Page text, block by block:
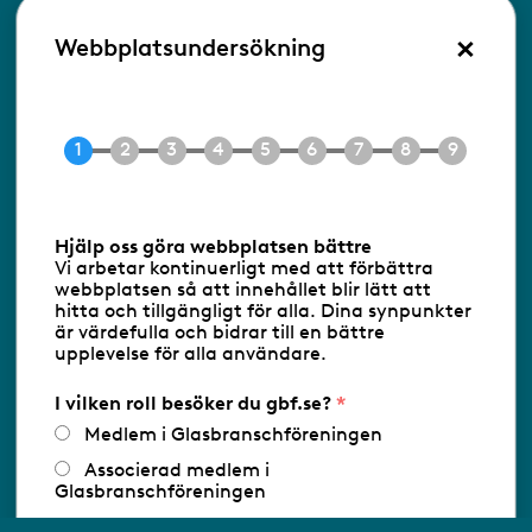
Besöksadress:
Ringvägen 100
E-post info@gbf.se
Följ oss via RSS
Databasens namn:www.gbf.se-
Glasbranschföreningen AB - Ansvarig
utgivare: Sofia Wahlgren
Webbplatsundersökning ×
Hjälp oss göra webbplatsen bättre
Vi arbetar kontinuerligt med att förbättra
webbplatsen så att innehållet blir lätt att
hitta och tillgängligt för alla. Dina synpunkter
är värdefulla och bidrar till en bättre
upplevelse för alla användare.
I vilken roll besöker du gbf.se?
Medlem i Glasbranschföreningen
Associerad medlem i
Glasbranschföreningen